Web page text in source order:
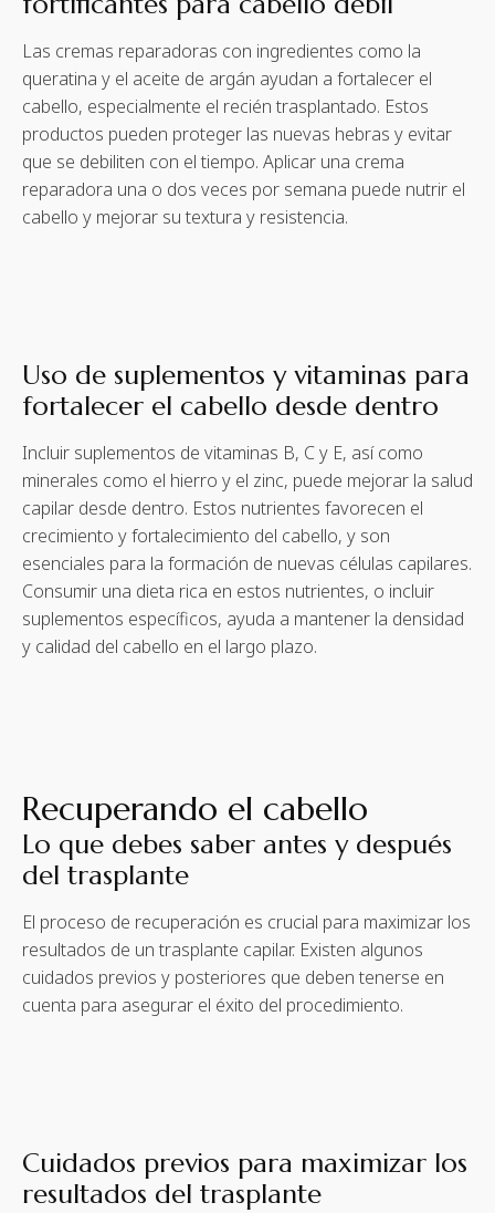
Las cremas reparadoras con ingredientes como la
queratina y el aceite de argán ayudan a fortalecer el
cabello, especialmente el recién trasplantado. Estos
productos pueden proteger las nuevas hebras y evitar
que se debiliten con el tiempo. Aplicar una crema
reparadora una o dos veces por semana puede nutrir el
cabello y mejorar su textura y resistencia.
Uso de suplementos y vitaminas para
fortalecer el cabello desde dentro
Incluir suplementos de vitaminas B, C y E, así como
minerales como el hierro y el zinc, puede mejorar la salud
capilar desde dentro. Estos nutrientes favorecen el
crecimiento y fortalecimiento del cabello, y son
esenciales para la formación de nuevas células capilares.
Consumir una dieta rica en estos nutrientes, o incluir
suplementos específicos, ayuda a mantener la densidad
y calidad del cabello en el largo plazo.
Recuperando el cabello
Lo que debes saber antes y después
del trasplante
El proceso de recuperación es crucial para maximizar los
resultados de un trasplante capilar. Existen algunos
cuidados previos y posteriores que deben tenerse en
cuenta para asegurar el éxito del procedimiento.
Cuidados previos para maximizar los
resultados del trasplante